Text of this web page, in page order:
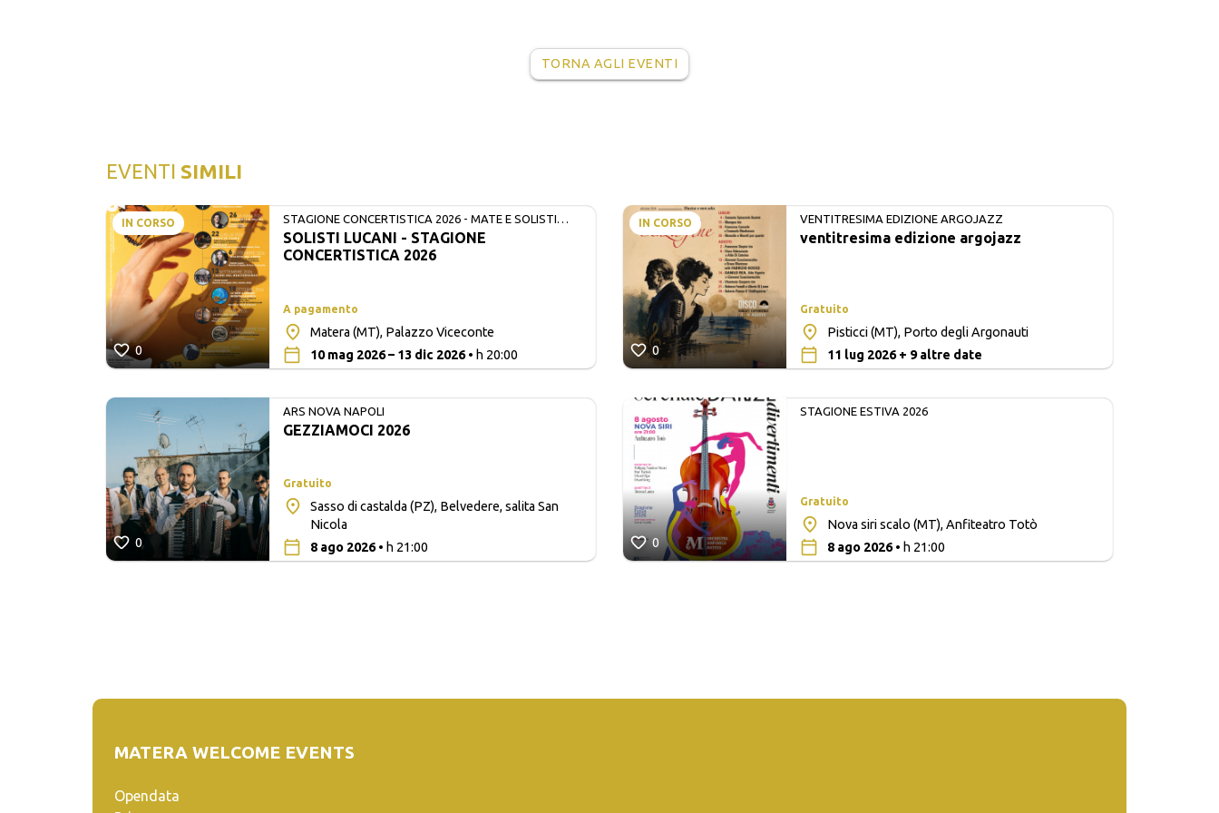
TORNA AGLI EVENTI
EVENTI SIMILI
IN CORSO
0
STAGIONE CONCERTISTICA 2026 - MATE E SOLISTI
LUCANI
SOLISTI LUCANI - STAGIONE
CONCERTISTICA 2026
A pagamento
Matera (MT), Palazzo Viceconte
10 mag 2026 – 13 dic 2026• h 20:00
0
ARS NOVA NAPOLI
GEZZIAMOCI 2026
Gratuito
Sasso di castalda (PZ), Belvedere, salita San
Nicola
8 ago 2026• h 21:00
IN CORSO
0
VENTITRESIMA EDIZIONE ARGOJAZZ
ventitresima edizione argojazz
Gratuito
Pisticci (MT), Porto degli Argonauti
11 lug 2026 + 9 altre date
0
STAGIONE ESTIVA 2026
Gratuito
Nova siri scalo (MT), Anfiteatro Totò
8 ago 2026• h 21:00
MATERA WELCOME EVENTS
Opendata